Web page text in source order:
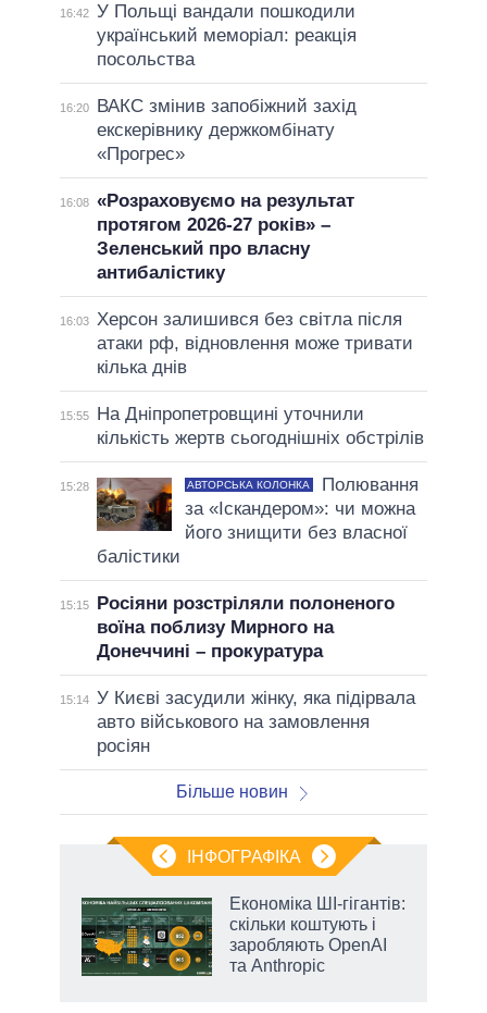
16:42 У Польщі вандали пошкодили
український меморіал: реакція
посольства
16:20
ВАКС змінив запобіжний захід
екскерівнику держкомбінату
«Прогрес»
16:08 «Розраховуємо на результат
протягом 2026-27 років» –
Зеленський про власну
антибалістику
16:03 Херсон залишився без світла після
атаки рф, відновлення може тривати
кілька днів
15:55
На Дніпропетровщині уточнили
кількість жертв сьогоднішніх обстрілів
15:28 АВТОРСЬКА КОЛОНКА
Полювання
за «Іскандером»: чи можна
його знищити без власної
балістики
15:15
Росіяни розстріляли полоненого
воїна поблизу Мирного на
Донеччині – прокуратура
15:14 У Києві засудили жінку, яка підірвала
авто військового на замовлення
росіян
Більше новин
ІНФОГРАФІКА
Економіка ШІ-гігантів:
скільки коштують і
заробляють OpenAI
та Anthropic